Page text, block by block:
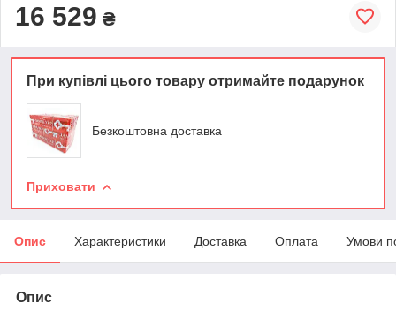
16 529 ₴
При купівлі цього товару отримайте подарунок
Безкоштовна доставка
Приховати
Опис Характеристики Доставка Оплата Умови
Опис